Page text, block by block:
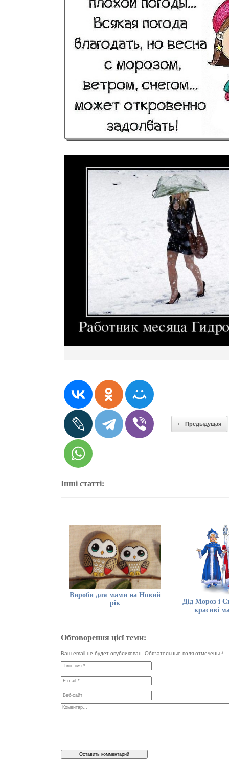
Предыдущая
Інші статті:
Вироби для мами на Новий
рік
Дід Мороз і
красиві
Обговорення цієї теми:
Ваш email не будет опубликован. Обязательные поля отмечены*